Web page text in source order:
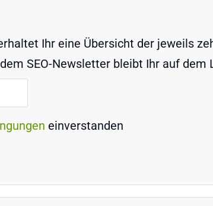
Ihr eine Übersicht der jeweils
SEO-Newsletter bleibt Ihr auf dem
einverstanden